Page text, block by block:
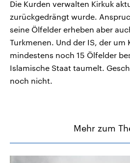
Die Kurden verwalten Kirkuk
zurückgedrängt wurde.
seine Ölfelder erheben aber
Turkmenen. Und der IS, der um
mindestens noch 15 Ölfelder
Islamische Staat taumelt.
noch nicht.
Mehr zum